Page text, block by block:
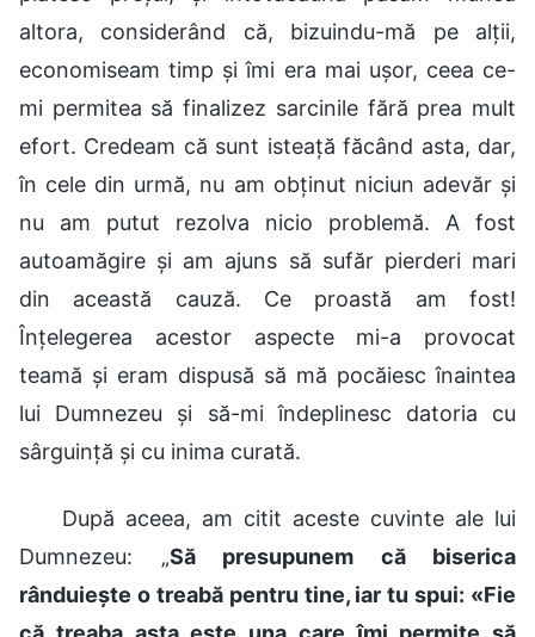
altora, considerând că, bizuindu-mă pe alții,
economiseam timp și îmi era mai ușor, ceea ce-
mi permitea să finalizez sarcinile fără prea mult
efort. Credeam că sunt isteață făcând asta, dar,
în cele din urmă, nu am obținut niciun adevăr și
nu am putut rezolva nicio problemă. A fost
autoamăgire și am ajuns să sufăr pierderi mari
din această cauză. Ce proastă am fost!
Înțelegerea acestor aspecte mi-a provocat
teamă și eram dispusă să mă pocăiesc înaintea
lui Dumnezeu și să-mi îndeplinesc datoria cu
sârguință și cu inima curată.
După aceea, am citit aceste cuvinte ale lui
Dumnezeu: „Să presupunem că biserica
rânduiește o treabă pentru tine, iar tu spui: «Fie